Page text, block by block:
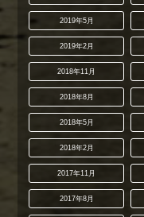
2019年5月
2019年2月
2018年11月
2018年8月
2018年5月
2018年2月
2017年11月
2017年8月